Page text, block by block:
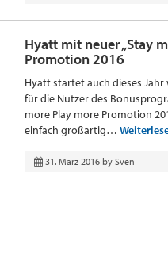
Hyatt mit neuer „Stay
Promotion 2016
Hyatt startet auch dieses
für die Nutzer des
more Play more Promotion
einfach großartig…
31. März 2016 by Sven